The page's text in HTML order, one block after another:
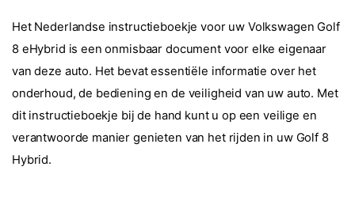
Het Nederlandse instructieboekje voor uw Volkswagen Golf
8 eHybrid is een onmisbaar document voor elke eigenaar
van deze auto. Het bevat essentiële informatie over het
onderhoud, de bediening en de veiligheid van uw auto. Met
dit instructieboekje bij de hand kunt u op een veilige en
verantwoorde manier genieten van het rijden in uw Golf 8
Hybrid.